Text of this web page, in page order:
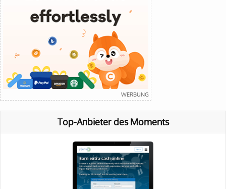
Top-Anbieter des Moments